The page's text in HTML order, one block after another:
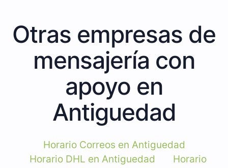
Otras empresas de
mensajería con
apoyo en
Antiguedad
Horario Correos en Antiguedad
Horario DHL en Antiguedad
Horario